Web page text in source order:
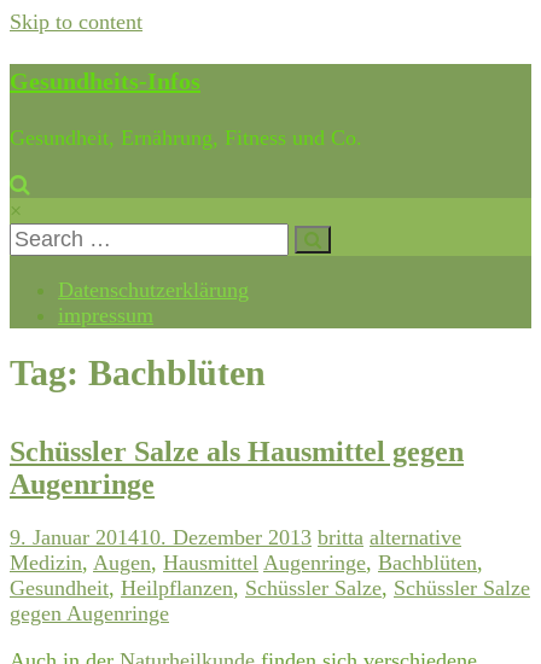
Skip to content
Gesundheits-Infos
Gesundheit, Ernährung, Fitness und Co.
×
Datenschutzerklärung
impressum
Tag: Bachblüten
Schüssler Salze als Hausmittel gegen
Augenringe
9. Januar 201410. Dezember 2013 britta alternative
Medizin, Augen, Hausmittel Augenringe, Bachblüten,
Gesundheit, Heilpflanzen, Schüssler Salze, Schüssler Salze
gegen Augenringe